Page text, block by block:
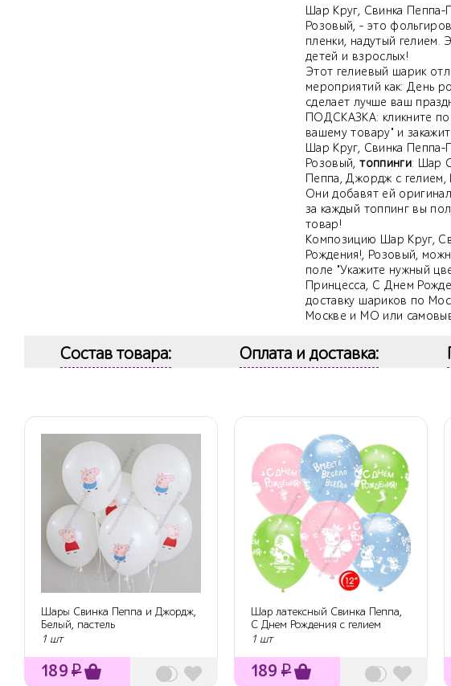
Шар Круг, Свинка
Розовый, - это
пленки, надутый гелием.
детей и взрослых!
Этот гелиевый шарик
мероприятий как: День
сделает лучше ваш
ПОДСКАЗКА: кликните
вашему товару" и
Шар Круг, Свинка
Розовый,топпинги: Шар
Пеппа, Джордж с гелием,
Они добавят ей
за каждый топпинг вы
товар!
Композицию Шар Круг,
Рождения!, Розовый,
поле "Укажите нужный
Принцесса, С Днем
доставку шариков по
Москве и МО или
Состав товара: Оплата и доставка:
Шары Свинка Пеппа и Джордж,
Белый, пастель
1 шт
189 ₽
Шар латексный Свинка Пеппа,
С Днем Рождения с гелием
1 шт
189 ₽